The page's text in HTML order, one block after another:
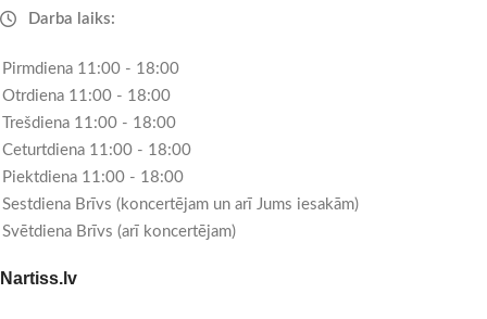
Darba laiks:
Pirmdiena 11:00 - 18:00
Otrdiena 11:00 - 18:00
Trešdiena 11:00 - 18:00
Ceturtdiena 11:00 - 18:00
Piektdiena 11:00 - 18:00
Sestdiena Brīvs (koncertējam un arī Jums iesakām)
Svētdiena Brīvs (arī koncertējam)
Nartiss.lv